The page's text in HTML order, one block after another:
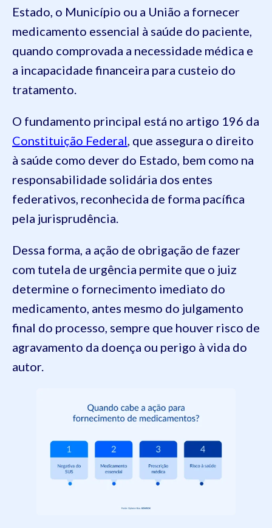
Estado, o Município ou a União a fornecer
medicamento essencial à saúde do paciente,
quando comprovada a necessidade médica e
a incapacidade financeira para custeio do
tratamento.
O fundamento principal está no artigo 196 da
Constituição Federal, que assegura o direito
à saúde como dever do Estado, bem como na
responsabilidade solidária dos entes
federativos, reconhecida de forma pacífica
pela jurisprudência.
Dessa forma, a ação de obrigação de fazer
com tutela de urgência permite que o juiz
determine o fornecimento imediato do
medicamento, antes mesmo do julgamento
final do processo, sempre que houver risco de
agravamento da doença ou perigo à vida do
autor.